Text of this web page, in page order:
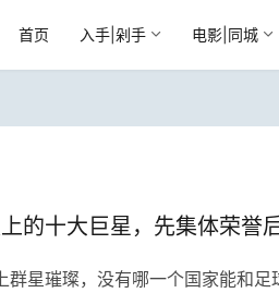
首页 入手|剁手 电影|同城
的十大巨星，先集体荣誉
群星璀璨，没有哪一个国家能和